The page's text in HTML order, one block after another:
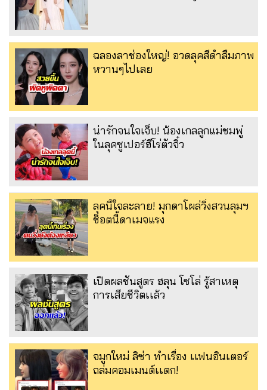
ฉลองลาช่องใหญ่! อวดลุคสีดำลืมภาพ
หวานๆไปเลย
น่ารักจนใจเจ็บ! น้องเกลลูกแม่ชมพู่
ในลุคซูเปอร์ฮีโร่ตัวจิ๋ว
ลุคนี้ใจละลาย! มุกดาโผล่วิ่งสวนลุมฯ
ช็อตนี้ดาเมจแรง
เปิดผลชันสูตร ฮลุน โซโล่ รู้สาเหตุ
การเสียชีวิตเเล้ว
จมูกใหม่ ลิซ่า ทำเรื่อง เเฟนอินเตอร์
ถล่มคอมเมนต์เเตก!